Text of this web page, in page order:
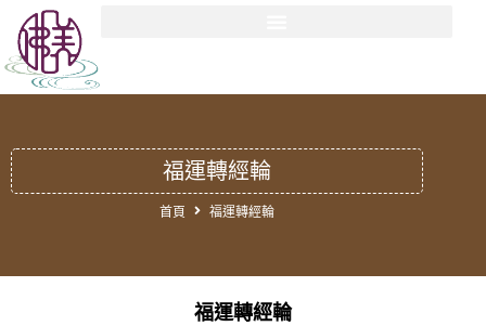
福運轉經輪
首頁 福運轉經輪
福運轉經輪